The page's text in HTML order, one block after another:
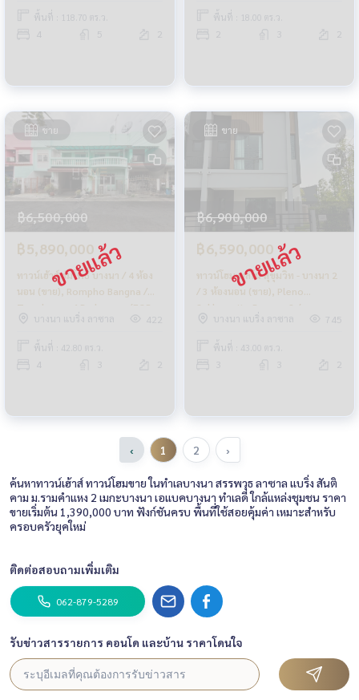
พื้นที่ : 118.70 ตร.ว.
4 5
พื้นที่ : 18.00 ตร.ว.
ขาย
฿6,500,000
฿5,890,000
ทาวน์เฮ้าส์ ร่มโพธิ์ บางนา / 4 ห้อง
นอน (ขาย), Rompho Bangna /
Townhouse 4 Bedrooms (FOR
SALE) CJ515
บางนา แบริ่ง ลาซาล 422
พื้นที่ : 42.80 ตร.ว.
4
ขาย
฿6,900,000
฿6,590,000
ทาวน์โฮม พลีโน่ สุขุมวิท - บางนา 2
/ 3 ห้องนอน (ขาย), Pleno
Sukhumvit - Bangna 2 /
Townhome 3 Bedrooms (FOR
SALE) CJ424
บางนา แบริ่ง ลาซาล 745
พื้นที่ : 43.00 ตร.ว.
‹ 1 2 ›
ค้นหาทาวน์เฮ้าส์ ทาวน์โฮมขาย ในทำเลบางนา สรรพวุธ ลาซาล แบริ่ง สันติ
คาม ม.รามคำแหง 2 เมกะบางนา เอแบคบางนา ทำเลดี ใกล้แหล่งชุมชน ราคา
ขายเริ่มต้น 1,390,000 บาท ฟังก์ชันครบ พื้นที่ใช้สอยคุ้มค่า เหมาะสำหรับ
ครอบครัวยุคใหม่
ติดต่อสอบถามเพิ่มเติม
062-879-5289
รับข่าวสารรายการ คอนโด และบ้าน ราคาโดนใจ